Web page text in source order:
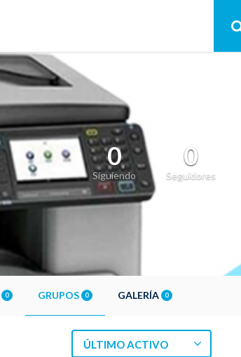
0
Siguiendo
0
Seguidores
0 GRUPOS 0 GALERÍA 0
ÚLTIMO ACTIVO